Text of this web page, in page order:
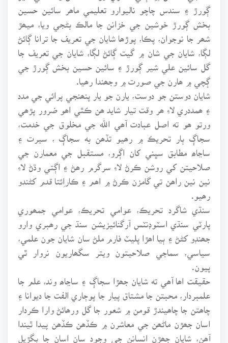
ڳورڙ ۽ سندس چاچو ناليوارو تعليمي ماھر سائين حسين
بخش ڳورڙ خوشين جي خزانن جا مالڪ بڻجي ويا، ميھڙ
شھر جا نوجوان، پڪا، پوڙھا شايان جي تعريف جا ترانا ڳائڻ
لڳا، شايان جي شان ۾ گيت ڳائڻ لڳا، شايان جي تعريف جا
گل سائين علي شير ڳورڙ ۽ سائين حسين بخش ڳورڙ جي
ڳچي ۾ ھارن جي صورت ۾ وجھندا رھيا.
شايان دوستن جو دوست، يارن جو يار پنھنجي پرائي جي مدد
۽ ھمددري لاءِ ھر وقت تيار شايد ھن ڪٿي اھو ضرور پڙھي
ورتو ھو ته اصل عبادت آھي الله جي مخلوق جي خدمت،
سجاڳ ٻار تحريڪ ۾ رھيو تڏھن به سجاڳ ، سيرت ۽
ساڃاھ مطابق سڀني کان اڳرو، مستقبل جي معمارن جي
صلاحيتن کي روشن ڪرڻ لاءِ سرگرم رھڻ ۽ اڳتي وڌڻ لاءِ
نين نين راھن تي گامزن ڪرڻ ۾ اھم ۽ ڪاراِئتا قدم کڻندو
سنڌي شاگرد تحريڪ، عوامي تحريڪ، عوامي جمھوري
پارٽي سنڌي اسٽوڊنٽس آرگنائيزيشن سنڌ جي رھبري وارو
جھنڊو کڻڻ ۽ ٻيا اھڙا پليٽ فارم ملڻ سان شايان جون علمي،
سياسي، سماجي صلاحيتون ويتر سگھاريون نروار ٿي
حقيقت اھا آھي ته شايان جھڙا سجاڳ ۽ ساڃاھ وند، علم جا
علمبردار، محبتن جا مشتاق پيار جا پوڄاري الفت جا ديوانا ۽
چاھتن جا چاھيندڙ قومن ۾ شعور جا گل ورھائڻ وارا ڪردار
اسان جھڙن ماڻھن جي معاشرن ۾ ڪڏھن ڪڏھن پيدا ٿيندا
آھن، شايان جھڙن انسانن جي وجود سان اسان جا بگڙيل